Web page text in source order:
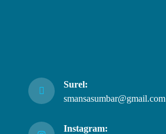
Surel:
smansasumbar@gmail.com
Instagram: